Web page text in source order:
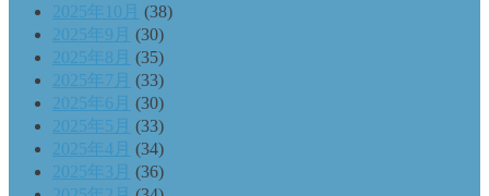
2025年10月 (38)
2025年9月 (30)
2025年8月 (35)
2025年7月 (33)
2025年6月 (30)
2025年5月 (33)
2025年4月 (34)
2025年3月 (36)